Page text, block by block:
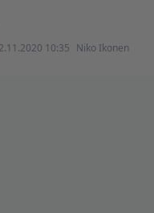
10:35 Niko Ikonen